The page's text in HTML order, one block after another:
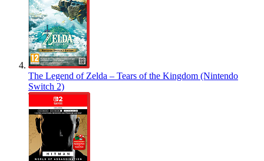
The Legend of Zelda – Tears of the Kingdom (Nintendo
Switch 2)